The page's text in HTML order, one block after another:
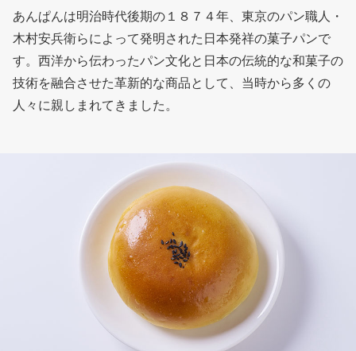
あんぱんは明治時代後期の１８７４年、東京のパン職人・
木村安兵衛らによって発明された日本発祥の菓子パンで
す。西洋から伝わったパン文化と日本の伝統的な和菓子の
技術を融合させた革新的な商品として、当時から多くの
人々に親しまれてきました。